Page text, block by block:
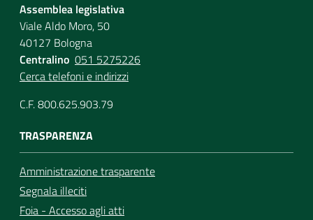
Assemblea legislativa
Viale Aldo Moro, 50
40127 Bologna
Centralino 051 5275226
Cerca telefoni e indirizzi
C.F. 800.625.903.79
TRASPARENZA
Amministrazione trasparente
Segnala illeciti
Foia - Accesso agli atti